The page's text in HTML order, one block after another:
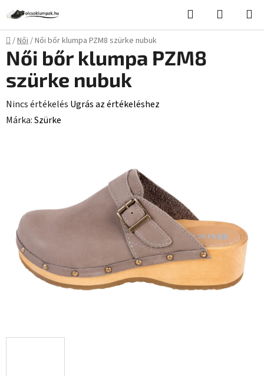
fő
tartalomhoz
Keresés KOSÁR
Kezdőlap
/Női/Női bőr klumpa PZM8 szürke nubuk
Női bőr klumpa PZM8
szürke nubuk
A
termék
csillag.
Nincs értékelés Ugrás az értékeléshez
Márka:Szürke